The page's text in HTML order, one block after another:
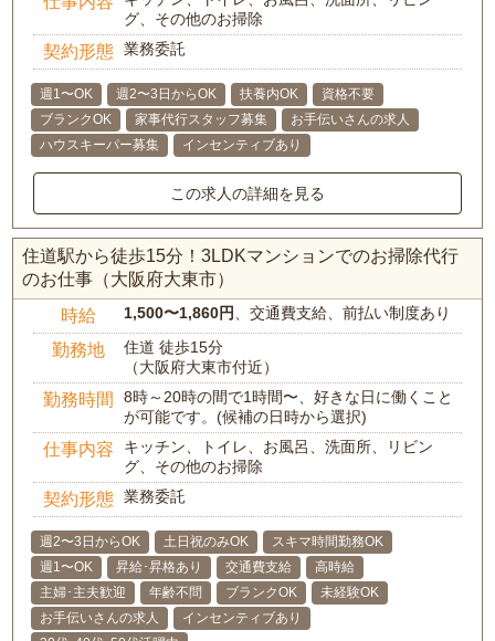
グ、その他のお掃除
契約形態 業務委託
週1〜OK 週2〜3日からOK 扶養内OK
資格不要
ブランクOK
家事代行スタッフ募集
お手伝いさんの求人
ハウスキーパー募集
インセンティブあり
この求人の詳細を見る
住道駅から徒歩15分！3LDKマンションでのお掃除代行
のお仕事（大阪府大東市）
時給 1,500〜1,860円 、交通費支給、前払い制度あり
勤務地
住道 徒歩15分
（大阪府大東市付近）
勤務時間
8時～20時の間で1時間〜、好きな日に働くこと
が可能です。(候補の日時から選択)
仕事内容
キッチン、トイレ、お風呂、洗面所、リビン
グ、その他のお掃除
契約形態 業務委託
週2〜3日からOK 土日祝のみOK
スキマ時間勤務OK
週1〜OK
昇給･昇格あり 交通費支給
高時給
主婦･主夫歓迎
年齢不問 ブランクOK
未経験OK
お手伝いさんの求人
インセンティブあり